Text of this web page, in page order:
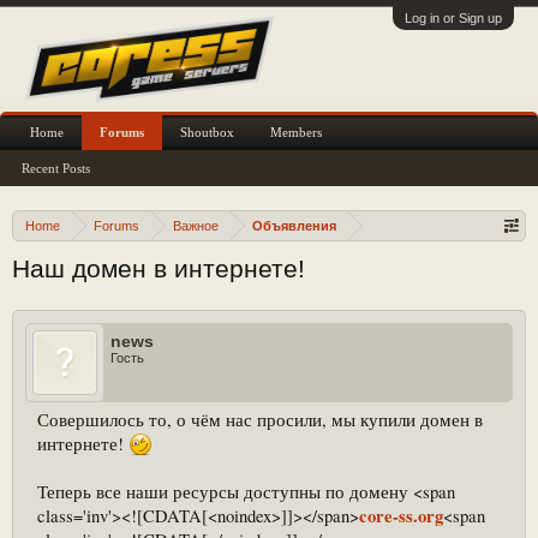
Log in or Sign up
Home Forums Важное Объявления
Наш домен в интернете!
news
Гость
Совершилось то, о чём нас просили, мы купили домен в
интернете!
Теперь все наши ресурсы доступны по домену <span
class='inv'><![CDATA[<noindex>]]></span>core-ss.org<span
Home Forums
Recent Posts
Shoutbox Members